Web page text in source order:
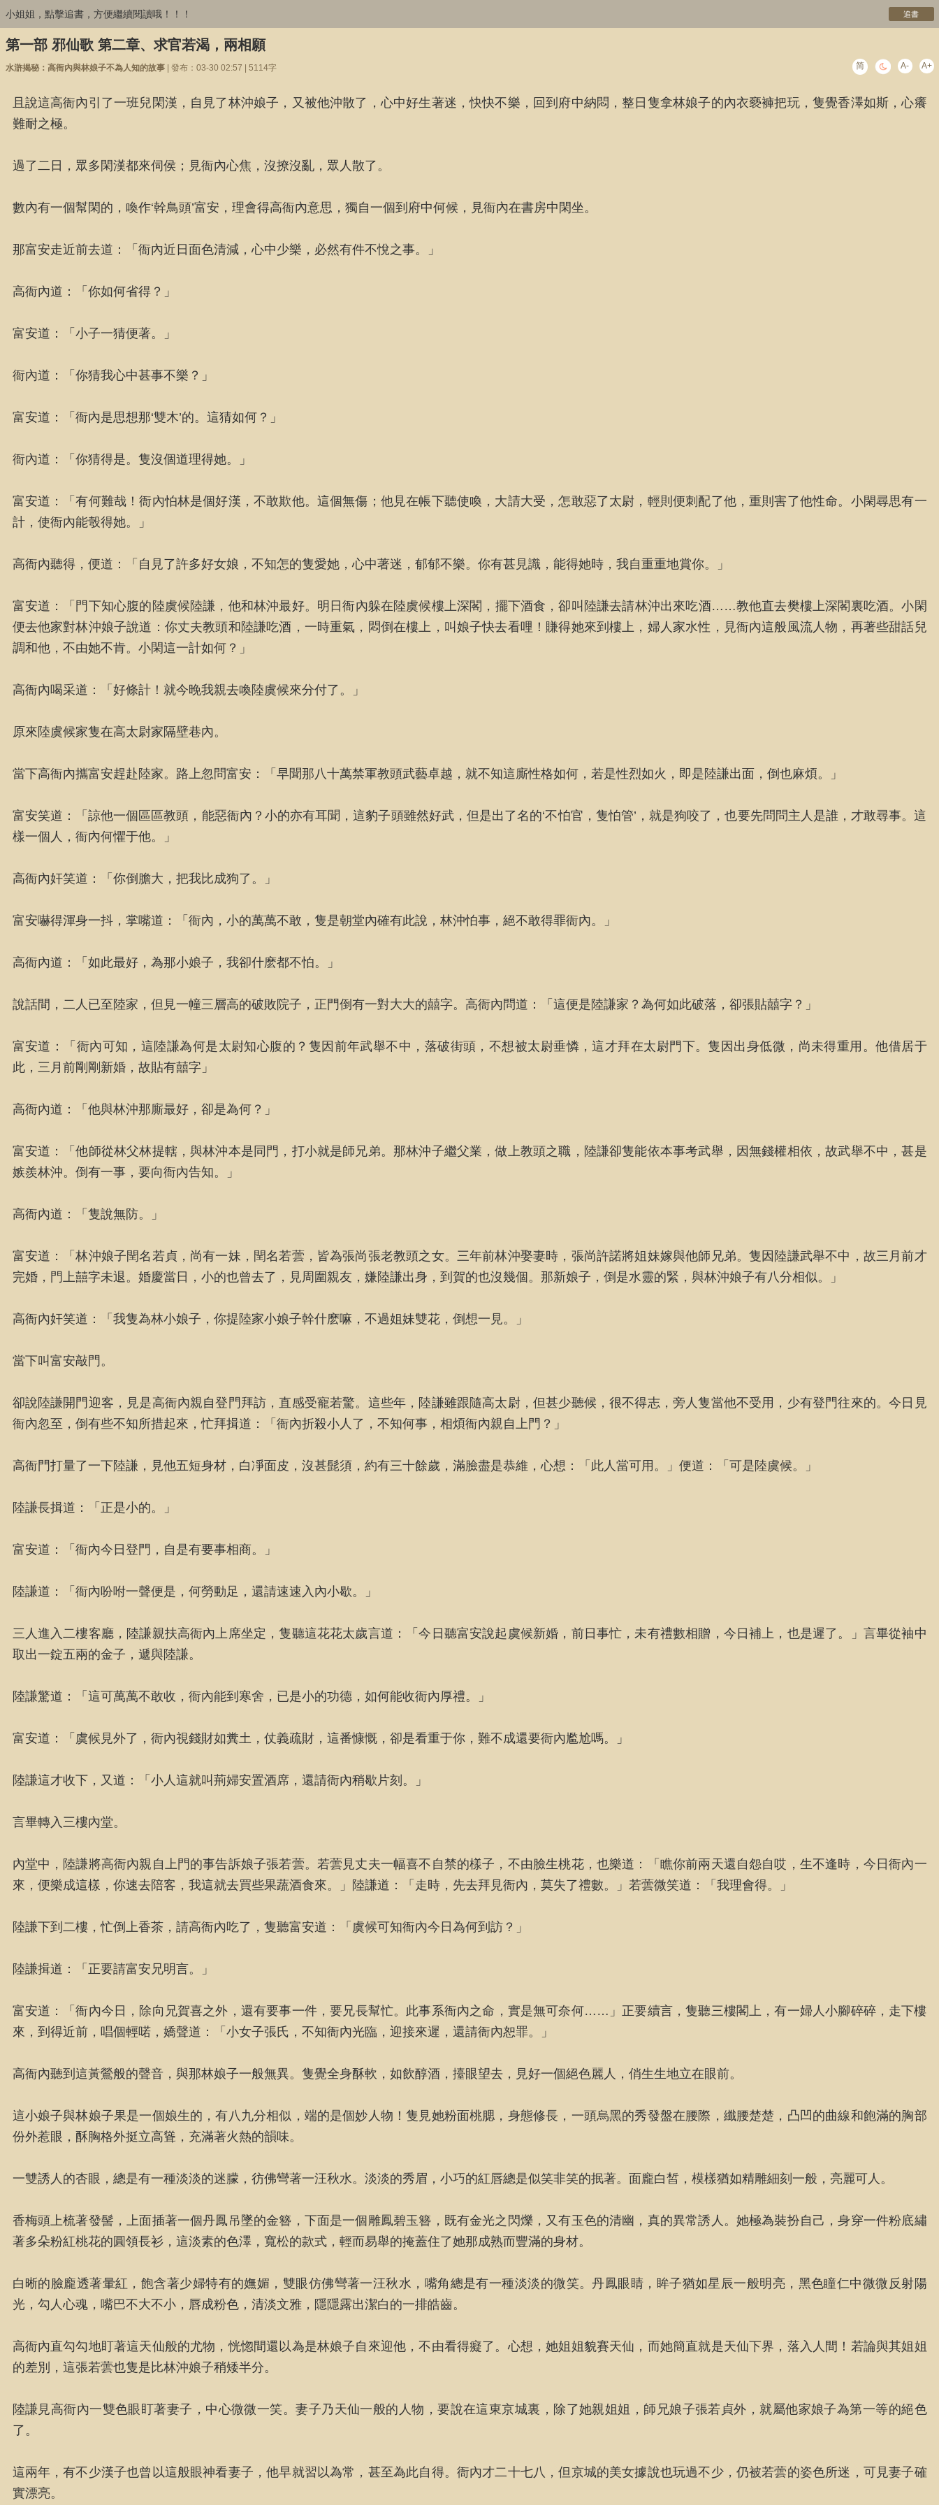
小姐姐，點擊追書，方便繼續閱讀哦！！！ 追書
第一部 邪仙歌 第二章、求官若渴，兩相願
水滸揭秘：高衙內與林娘子不為人知的故事| 發布：03-30 02:57 | 5114字 简 A- A+
且說這高衙內引了一班兒閑漢，自見了林沖娘子，又被他沖散了，心中好生著迷，快快不樂，回到府中納悶，整日隻拿林娘子的內衣褻褲把玩，隻覺香澤如斯，心癢
難耐之極。
過了二日，眾多閑漢都來伺侯；見衙內心焦，沒撩沒亂，眾人散了。
數內有一個幫閑的，喚作‘幹鳥頭’富安，理會得高衙內意思，獨自一個到府中何候，見衙內在書房中閑坐。
那富安走近前去道：「衙內近日面色清減，心中少樂，必然有件不悅之事。」
高衙內道：「你如何省得？」
富安道：「小子一猜便著。」
衙內道：「你猜我心中甚事不樂？」
富安道：「衙內是思想那‘雙木’的。這猜如何？」
衙內道：「你猜得是。隻沒個道理得她。」
富安道：「有何難哉！衙內怕林是個好漢，不敢欺他。這個無傷；他見在帳下聽使喚，大請大受，怎敢惡了太尉，輕則便刺配了他，重則害了他性命。小閑尋思有一
計，使衙內能彀得她。」
高衙內聽得，便道：「自見了許多好女娘，不知怎的隻愛她，心中著迷，郁郁不樂。你有甚見識，能得她時，我自重重地賞你。」
富安道：「門下知心腹的陸虞候陸謙，他和林沖最好。明日衙內躲在陸虞候樓上深閣，擺下酒食，卻叫陸謙去請林沖出來吃酒……教他直去樊樓上深閣裏吃酒。小閑
便去他家對林沖娘子說道：你丈夫教頭和陸謙吃酒，一時重氣，悶倒在樓上，叫娘子快去看哩！賺得她來到樓上，婦人家水性，見衙內這般風流人物，再著些甜話兒
調和他，不由她不肯。小閑這一計如何？」
高衙內喝采道：「好條計！就今晚我親去喚陸虞候來分付了。」
原來陸虞候家隻在高太尉家隔壁巷內。
當下高衙內攜富安趕赴陸家。路上忽問富安：「早聞那八十萬禁軍教頭武藝卓越，就不知這廝性格如何，若是性烈如火，即是陸謙出面，倒也麻煩。」
富安笑道：「諒他一個區區教頭，能惡衙內？小的亦有耳聞，這豹子頭雖然好武，但是出了名的‘不怕官，隻怕管’，就是狗咬了，也要先問問主人是誰，才敢尋事。這
樣一個人，衙內何懼于他。」
高衙內奸笑道：「你倒膽大，把我比成狗了。」
富安嚇得渾身一抖，掌嘴道：「衙內，小的萬萬不敢，隻是朝堂內確有此說，林沖怕事，絕不敢得罪衙內。」
高衙內道：「如此最好，為那小娘子，我卻什麽都不怕。」
說話間，二人已至陸家，但見一幢三層高的破敗院子，正門倒有一對大大的囍字。高衙內問道：「這便是陸謙家？為何如此破落，卻張貼囍字？」
富安道：「衙內可知，這陸謙為何是太尉知心腹的？隻因前年武舉不中，落破街頭，不想被太尉垂憐，這才拜在太尉門下。隻因出身低微，尚未得重用。他借居于
此，三月前剛剛新婚，故貼有囍字」
高衙內道：「他與林沖那廝最好，卻是為何？」
富安道：「他師從林父林提轄，與林沖本是同門，打小就是師兄弟。那林沖子繼父業，做上教頭之職，陸謙卻隻能依本事考武舉，因無錢權相依，故武舉不中，甚是
嫉羨林沖。倒有一事，要向衙內告知。」
高衙內道：「隻說無防。」
富安道：「林沖娘子閏名若貞，尚有一妹，閏名若蕓，皆為張尚張老教頭之女。三年前林沖娶妻時，張尚許諾將姐妹嫁與他師兄弟。隻因陸謙武舉不中，故三月前才
完婚，門上囍字未退。婚慶當日，小的也曾去了，見周圍親友，嫌陸謙出身，到賀的也沒幾個。那新娘子，倒是水靈的緊，與林沖娘子有八分相似。」
高衙內奸笑道：「我隻為林小娘子，你提陸家小娘子幹什麽嘛，不過姐妹雙花，倒想一見。」
當下叫富安敲門。
卻說陸謙開門迎客，見是高衙內親自登門拜訪，直感受寵若驚。這些年，陸謙雖跟隨高太尉，但甚少聽候，很不得志，旁人隻當他不受用，少有登門往來的。今日見
衙內忽至，倒有些不知所措起來，忙拜揖道：「衙內折殺小人了，不知何事，相煩衙內親自上門？」
高衙門打量了一下陸謙，見他五短身材，白凈面皮，沒甚髭須，約有三十餘歲，滿臉盡是恭維，心想：「此人當可用。」便道：「可是陸虞候。」
陸謙長揖道：「正是小的。」
富安道：「衙內今日登門，自是有要事相商。」
陸謙道：「衙內吩咐一聲便是，何勞動足，還請速速入內小歇。」
三人進入二樓客廳，陸謙親扶高衙內上席坐定，隻聽這花花太歲言道：「今日聽富安說起虞候新婚，前日事忙，未有禮數相贈，今日補上，也是遲了。」言畢從袖中
取出一錠五兩的金子，遞與陸謙。
陸謙驚道：「這可萬萬不敢收，衙內能到寒舍，已是小的功德，如何能收衙內厚禮。」
富安道：「虞候見外了，衙內視錢財如糞土，仗義疏財，這番慷慨，卻是看重于你，難不成還要衙內尷尬嗎。」
陸謙這才收下，又道：「小人這就叫荊婦安置酒席，還請衙內稍歇片刻。」
言畢轉入三樓內堂。
內堂中，陸謙將高衙內親自上門的事告訴娘子張若蕓。若蕓見丈夫一幅喜不自禁的樣子，不由臉生桃花，也樂道：「瞧你前兩天還自怨自哎，生不逢時，今日衙內一
來，便樂成這樣，你速去陪客，我這就去買些果蔬酒食來。」陸謙道：「走時，先去拜見衙內，莫失了禮數。」若蕓微笑道：「我理會得。」
陸謙下到二樓，忙倒上香茶，請高衙內吃了，隻聽富安道：「虞候可知衙內今日為何到訪？」
陸謙揖道：「正要請富安兄明言。」
富安道：「衙內今日，除向兄賀喜之外，還有要事一件，要兄長幫忙。此事系衙內之命，實是無可奈何……」正要續言，隻聽三樓閣上，有一婦人小腳碎碎，走下樓
來，到得近前，唱個輕喏，嬌聲道：「小女子張氏，不知衙內光臨，迎接來遲，還請衙內恕罪。」
高衙內聽到這黃鶯般的聲音，與那林娘子一般無異。隻覺全身酥軟，如飲醇酒，擡眼望去，見好一個絕色麗人，俏生生地立在眼前。
這小娘子與林娘子果是一個娘生的，有八九分相似，端的是個妙人物！隻見她粉面桃腮，身態修長，一頭烏黑的秀發盤在腰際，纖腰楚楚，凸凹的曲線和飽滿的胸部
份外惹眼，酥胸格外挺立高聳，充滿著火熱的韻味。
一雙誘人的杏眼，總是有一種淡淡的迷朦，彷佛彎著一汪秋水。淡淡的秀眉，小巧的紅唇總是似笑非笑的抿著。面龐白皙，模樣猶如精雕細刻一般，亮麗可人。
香梅頭上梳著發髻，上面插著一個丹鳳吊墜的金簪，下面是一個雕鳳碧玉簪，既有金光之閃爍，又有玉色的清幽，真的異常誘人。她極為裝扮自己，身穿一件粉底繡
著多朵粉紅桃花的圓領長衫，這淡素的色澤，寬松的款式，輕而易舉的掩蓋住了她那成熟而豐滿的身材。
白晰的臉龐透著暈紅，飽含著少婦特有的嫵媚，雙眼仿佛彎著一汪秋水，嘴角總是有一種淡淡的微笑。丹鳳眼睛，眸子猶如星辰一般明亮，黑色瞳仁中微微反射陽
光，勾人心魂，嘴巴不大不小，唇成粉色，清淡文雅，隱隱露出潔白的一排皓齒。
高衙內直勾勾地盯著這天仙般的尤物，恍惚間還以為是林娘子自來迎他，不由看得癡了。心想，她姐姐貌賽天仙，而她簡直就是天仙下界，落入人間！若論與其姐姐
的差別，這張若蕓也隻是比林沖娘子稍矮半分。
陸謙見高衙內一雙色眼盯著妻子，中心微微一笑。妻子乃天仙一般的人物，要說在這東京城裏，除了她親姐姐，師兄娘子張若貞外，就屬他家娘子為第一等的絕色
了。
這兩年，有不少漢子也曾以這般眼神看妻子，他早就習以為常，甚至為此自得。衙內才二十七八，但京城的美女據說也玩過不少，仍被若蕓的姿色所迷，可見妻子確
實漂亮。